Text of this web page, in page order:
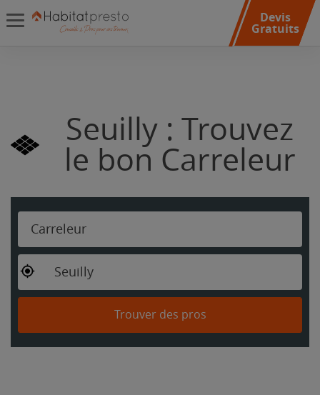
Devis
Gratuits
Seuilly : Trouvez
le bon Carreleur
Carreleur
Seuilly
Trouver des pros